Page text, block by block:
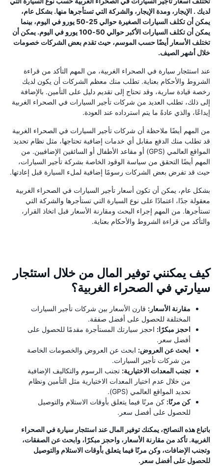
لديك . الإيجار، ومدة الإيجار، والشركة التي تستأجرها منها. بشكل عام،
يمكن أن تكلف السيارات الصغيرة حوالي 25-50 يورو في اليوم، بينما
يمكن أن تكلف السيارات الأكبر حوالي 50-100 يورو في اليوم. يمكن أن
تختلف الأسعار أيضًا حسب الموسم، حيث تقدم بعض الشركات خصومات
خلال أشهر الصيف.
عند استئجار سيارة في الصحراء الغربية، من المهم التأكد من قراءة
الشروط والأحكام بعناية. تطلب منك معظم الشركات أن يكون لديك
رخصة قيادة سارية، وقد تحتاج إلى تقديم دليل على التأمين. بالإضافة
إلى ذلك، تطلب العديد من شركات تأجير السيارات في الصحراء الغربية
إيداعًا، والذي عادةً ما يتم استرداده عند العودة.
من المهم أيضًا ملاحظة أن شركات تأجير السيارات في الصحراء الغربية
قد تطلب منك الدفع مقابل أي خدمات إضافية تحتاجها، مثل نظام تحديد
المواقع العالمي (GPS) أو مقاعد الأطفال أو السائقين الإضافيين. من
المهم أيضًا التحقق من سياسة الوقود الخاصة بشركة تأجير السيارات،
حيث قد تفرض بعض الشركات رسومًا إضافية لملء السيارة قبل إعادتها.
بشكل عام، يمكن أن تكون أسعار تأجير السيارات في الصحراء الغربية
معقولة جدًا، اعتمادًا على نوع السيارة التي تستأجرها والشركة التي
تستأجرها. من المهم إجراء البحث ومقارنة الأسعار قبل اتخاذ القرار،
والتأكد من قراءة الشروط والأحكام بعناية.
كيف يمكنني توفير المال من خلال استئجار
سيارتي في الصحراء الغربية؟
مقارنة الأسعار: قارن الأسعار بين شركات تأجير السيارات
المختلفة للحصول على أفضل صفقة.
احجز مبكرًا: احجز سيارتك المستأجرة مقدمًا للحصول على
أفضل سعر.
ابحث عن العروض: ابحث عن العروض والخصومات الخاصة
من شركات تأجير السيارات.
تجنب المعدات الاختيارية: تجنب الرسوم والتكاليف الإضافية
من خلال عدم اختيار المعدات الاختيارية مثل التأمين ونظام
تحديد المواقع العالمي (GPS).
كن مرنًا: كن مرنًا فيما يتعلق بأوقات الاستلام والتوصيل
للحصول على أفضل سعر.
باتباع هذه النصائح، يمكنك توفير المال عند استئجار سيارة في الصحراء
الغربية. تأكد من مقارنة الأسعار، واحجز مبكرًا، وابحث عن الصفقات،
وتجنب الإضافات، وكن مرنًا فيما يتعلق بأوقات الاستلام والتوصيل
للحصول على أفضل سعر.